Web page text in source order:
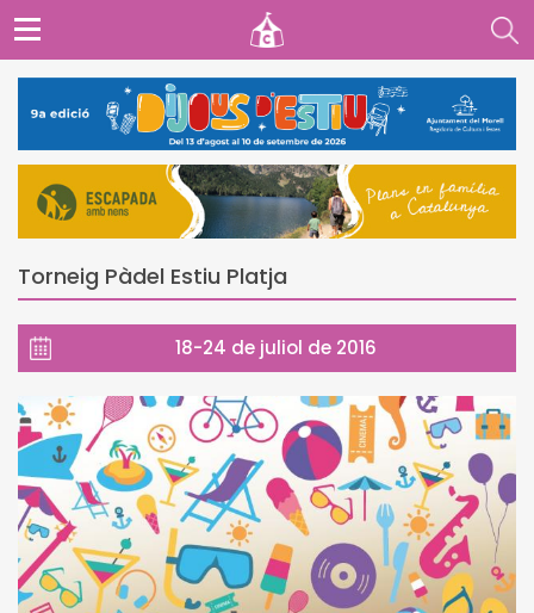
Torneig Pàdel Estiu Platja
18-24 de juliol de 2016